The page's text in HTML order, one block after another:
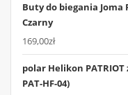
Buty do biegania Joma
Czarny
169,00zł
polar Helikon
PAT-HF-04)